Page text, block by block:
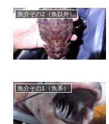
魚介その2（魚以外）
魚介その1（魚系）